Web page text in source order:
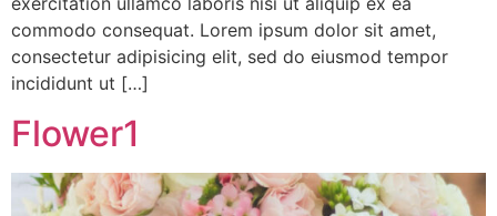
commodo consequat. Lorem ipsum dolor sit amet,
consectetur adipisicing elit, sed do eiusmod tempor
incididunt ut […]
Flower1